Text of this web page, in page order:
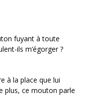
fuyant à toute
ils m’égorger ?
à la place que lui
plus, ce mouton parle